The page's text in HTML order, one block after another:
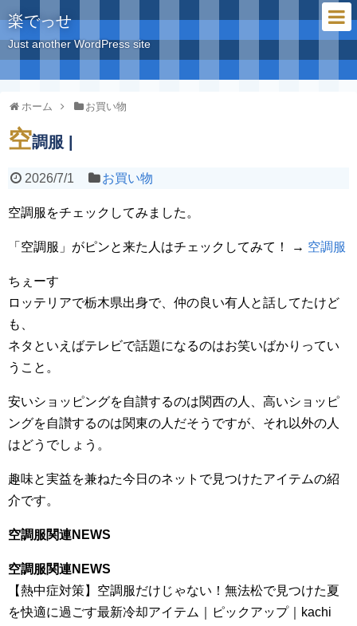
楽でっせ
Just another WordPress site
ホーム お買い物
空調服 |
2026/7/1 お買い物
空調服をチェックしてみました。
「空調服」がピンと来た人はチェックしてみて！ → 空調服
ちぇーす
ロッテリアで栃木県出身で、仲の良い有人と話してたけど
も、
ネタといえばテレビで話題になるのはお笑いばかりってい
うこと。
安いショッピングを自讃するのは関西の人、高いショッピ
ングを自讃するのは関東の人だそうですが、それ以外の人
はどうでしょう。
趣味と実益を兼ねた今日のネットで見つけたアイテムの紹
介です。
空調服関連NEWS
空調服関連NEWS
【熱中症対策】空調服だけじゃない！無法松で見つけた夏
を快適に過ごす最新冷却アイテム｜ピックアップ｜kachi